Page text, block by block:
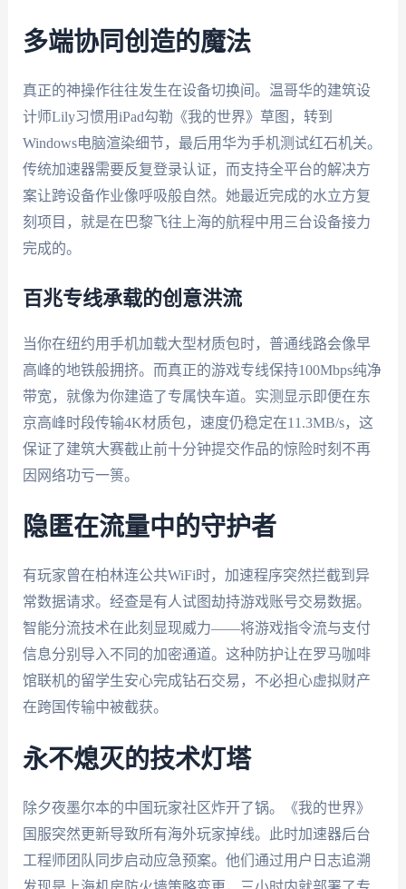
多端协同创造的魔法
真正的神操作往往发生在设备切换间。温哥华的建筑设
计师Lily习惯用iPad勾勒《我的世界》草图，转到
Windows电脑渲染细节，最后用华为手机测试红石机关。
传统加速器需要反复登录认证，而支持全平台的解决方
案让跨设备作业像呼吸般自然。她最近完成的水立方复
刻项目，就是在巴黎飞往上海的航程中用三台设备接力
完成的。
百兆专线承载的创意洪流
当你在纽约用手机加载大型材质包时，普通线路会像早
高峰的地铁般拥挤。而真正的游戏专线保持100Mbps纯净
带宽，就像为你建造了专属快车道。实测显示即便在东
京高峰时段传输4K材质包，速度仍稳定在11.3MB/s，这
保证了建筑大赛截止前十分钟提交作品的惊险时刻不再
因网络功亏一篑。
隐匿在流量中的守护者
有玩家曾在柏林连公共WiFi时，加速程序突然拦截到异
常数据请求。经查是有人试图劫持游戏账号交易数据。
智能分流技术在此刻显现威力——将游戏指令流与支付
信息分别导入不同的加密通道。这种防护让在罗马咖啡
馆联机的留学生安心完成钻石交易，不必担心虚拟财产
在跨国传输中被截获。
永不熄灭的技术灯塔
除夕夜墨尔本的中国玩家社区炸开了锅。《我的世界》
国服突然更新导致所有海外玩家掉线。此时加速器后台
工程师团队同步启动应急预案。他们通过用户日志追溯